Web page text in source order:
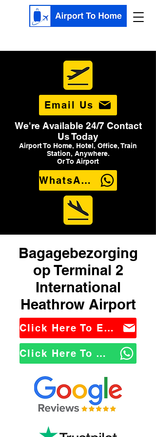
Email Us
We're Available 24/7 Contact
Us Today
Airport To Home, Hotel, Office, Train
Station, Anywhere.
Or To Airport
WhatsApp Us
Bagagebezorging
op Terminal 2
International
Heathrow Airport
Click Here To Email Us
Click Here To WhatsApp Us